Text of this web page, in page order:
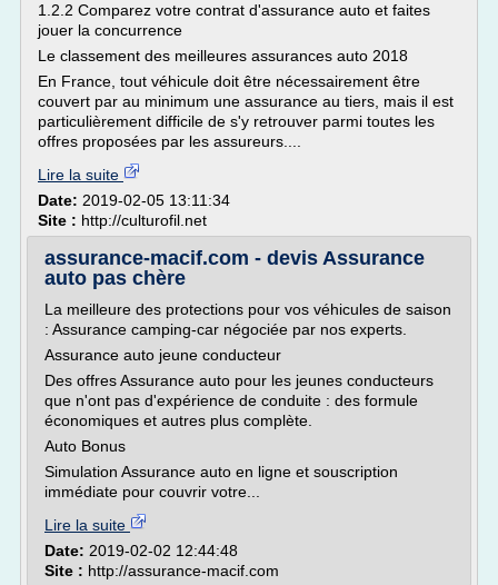
1.2.2 Comparez votre contrat d'assurance auto et faites
jouer la concurrence
Le classement des meilleures assurances auto 2018
En France, tout véhicule doit être nécessairement être
couvert par au minimum une assurance au tiers, mais il est
particulièrement difficile de s'y retrouver parmi toutes les
offres proposées par les assureurs....
Lire la suite
Date: 2019-02-05 13:11:34
Site : http://culturofil.net
assurance-macif.com - devis Assurance
auto pas chère
La meilleure des protections pour vos véhicules de saison
: Assurance camping-car négociée par nos experts.
Assurance auto jeune conducteur
Des offres Assurance auto pour les jeunes conducteurs
que n'ont pas d'expérience de conduite : des formule
économiques et autres plus complète.
Auto Bonus
Simulation Assurance auto en ligne et souscription
immédiate pour couvrir votre...
Lire la suite
Date: 2019-02-02 12:44:48
Site : http://assurance-macif.com